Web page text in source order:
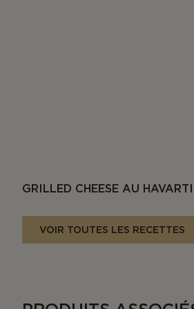
GRILLED CHEESE AU
VOIR TOUTES LES RECETTES